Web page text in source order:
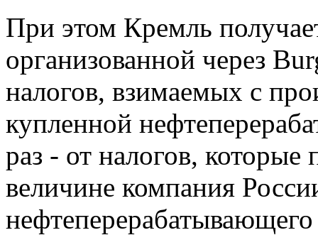
При этом Кремль
организованной через
налогов, взимаемых с
купленной
раз - от налогов,
величине компания